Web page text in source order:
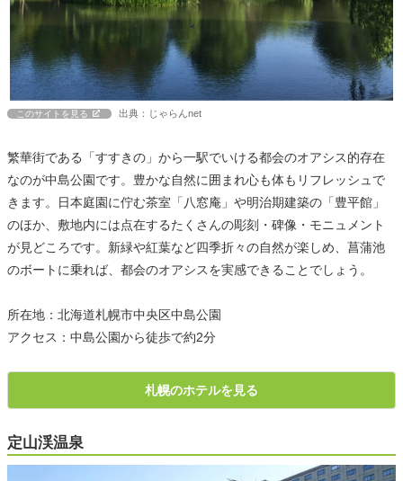
このサイトを見る 出典：じゃらんnet
繁華街である「すすきの」から一駅でいける都会のオアシス的存在
なのが中島公園です。豊かな自然に囲まれ心も体もリフレッシュで
きます。日本庭園に佇む茶室「八窓庵」や明治期建築の「豊平館」
のほか、敷地内には点在するたくさんの彫刻・碑像・モニュメント
が見どころです。新緑や紅葉など四季折々の自然が楽しめ、菖蒲池
のボートに乗れば、都会のオアシスを実感できることでしょう。
所在地：北海道札幌市中央区中島公園
アクセス：中島公園から徒歩で約2分
札幌のホテルを見る
定山渓温泉